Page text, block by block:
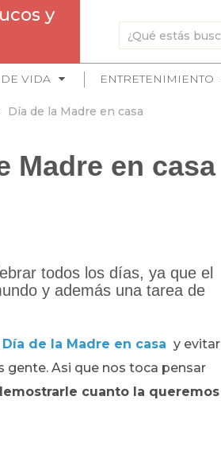
y
DE VIDA ENTRETENIMIENTO
Día de la Madre en casa
Madre en casa
todos los días, ya que el
y además una tarea de
Día de la Madre en casa y evitar
Asi que nos toca pensar
cuanto la queremos